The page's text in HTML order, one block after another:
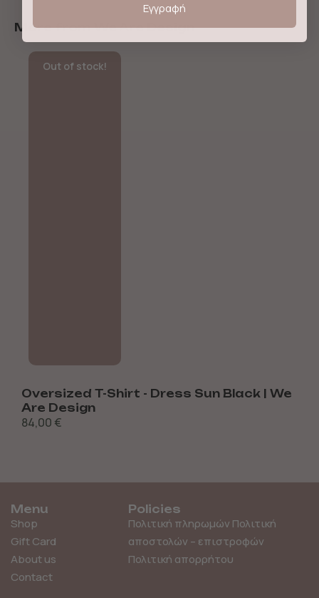
More from We Are Design
Out of stock!
Oversized T-Shirt - Dress Sun Black | We
Are Design
84,00 €
Menu
Shop
Gift Card
About us
Contact
Policies
Πολιτική πληρωμών Πολιτική
αποστολών – επιστροφών
Πολιτική απορρήτου
Εγγραφή